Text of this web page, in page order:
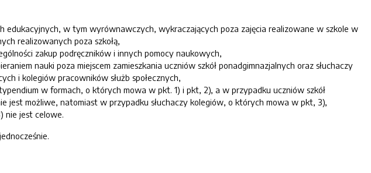
edukacyjnych, w tym wyrównawczych, wykraczających poza zajęcia realizowane w szkole w
realizowanych poza szkołą,
zakup podręczników i innych pomocy naukowych,
nauki poza miejscem zamieszkania uczniów szkół ponadgimnazjalnych oraz słuchaczy
i kolegiów pracowników służb społecznych,
w formach, o których mowa w pkt. 1) i pkt, 2), a w przypadku uczniów szkół
jest możliwe, natomiast w przypadku słuchaczy kolegiów, o których mowa w pkt, 3),
nie jest celowe.